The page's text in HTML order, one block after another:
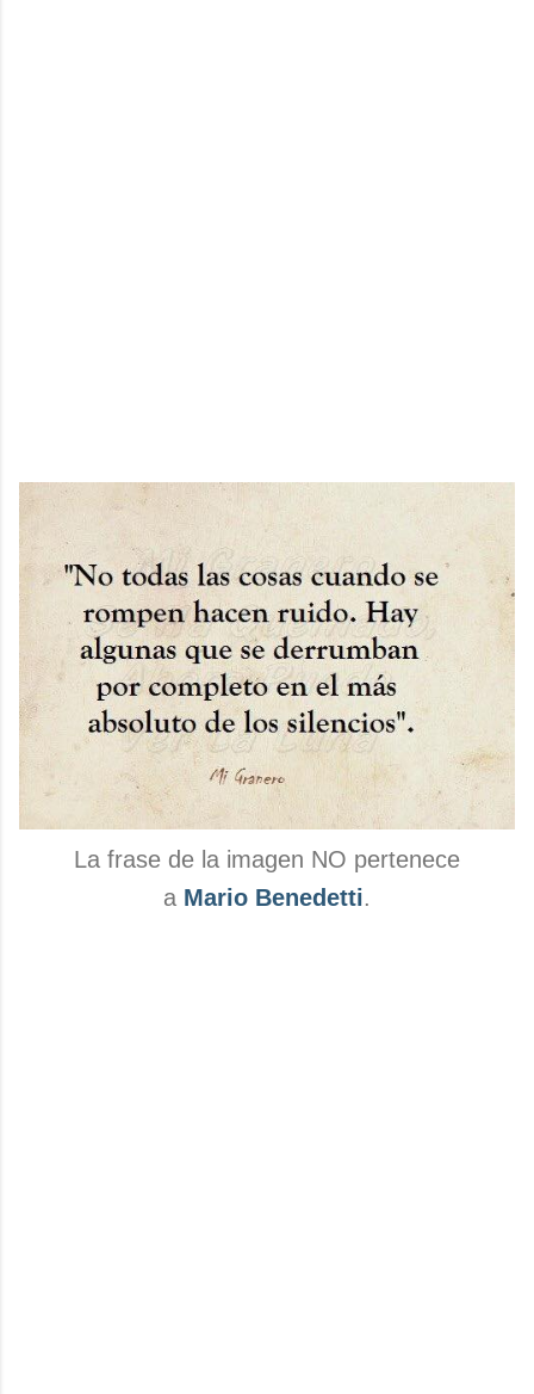
La frase de la imagen NO pertenece
a Mario Benedetti.